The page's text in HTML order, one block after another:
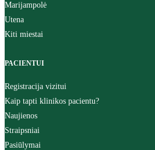
Marijampolė
Utena
Kiti miestai
PACIENTUI
Registracija vizitui
Kaip tapti klinikos pacientu?
Naujienos
Straipsniai
Pasiūlymai